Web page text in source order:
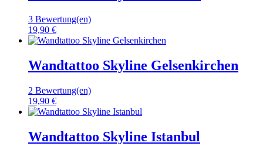
3 Bewertung(en)
19,90 €
Wandtattoo Skyline Gelsenkirchen
2 Bewertung(en)
19,90 €
Wandtattoo Skyline Istanbul